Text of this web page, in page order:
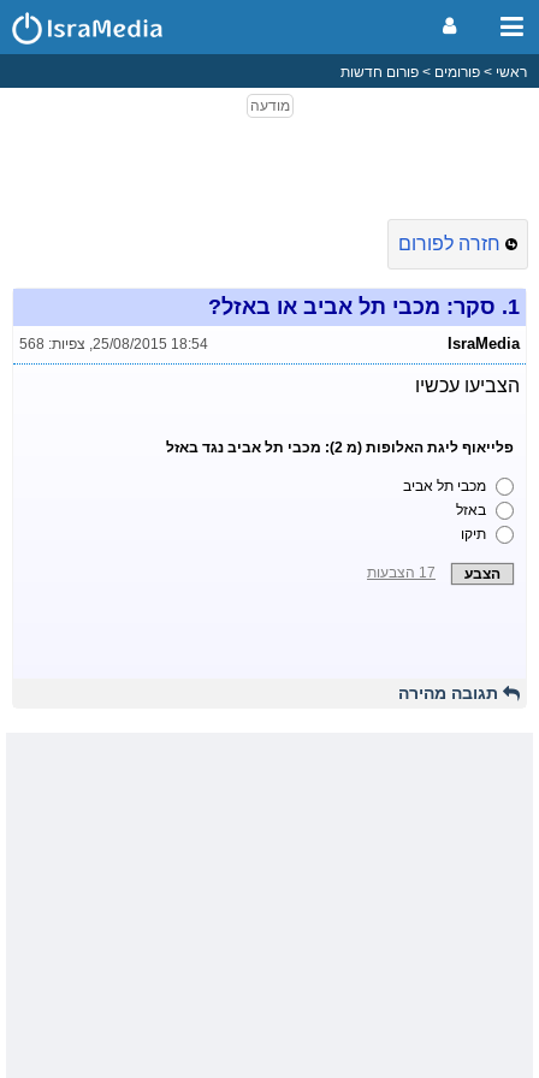
ראשי פורומים פורום חדשות
חזרה לפורום
1. סקר: מכבי תל אביב או באזל?
IsraMedia
25/08/2015 18:54
, צפיות: 568
הצביעו עכשיו
תגובה מהירה